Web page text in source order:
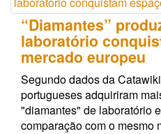
“Diamantes”
laboratório
mercado europeu
Segundo dados da
portugueses adquiriram
"diamantes" de laboratório
comparação com o mesmo